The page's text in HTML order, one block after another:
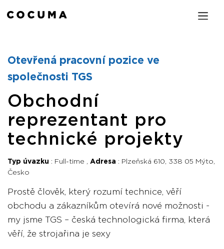
Otevřená pracovní pozice ve
společnosti TGS
Obchodní
reprezentant pro
technické projekty
Typ úvazku Full-time Adresa
Plzeňská 610, 338 05 Mýto,
Česko
Prostě člověk, který rozumí technice, věří
obchodu a zákazníkům otevírá nové možnosti -
my jsme TGS – česká technologická firma, která
věří, že strojařina je sexy